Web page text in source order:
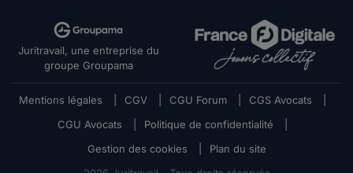
Juritravail, une entreprise du
groupe Groupama
Mentions légales CGV CGU Forum CGS Avocats
CGU Avocats
Politique de confidentialité
Gestion des cookies
Plan du site